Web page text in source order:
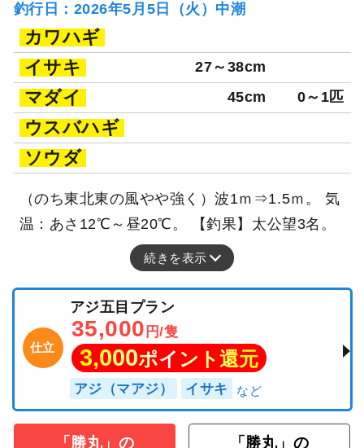
釣行日：2026年5月5日（火）中潮
カワハギ
イサキ
27～38cm
マダイ 45cm 0～1匹
ウスバハギ
ソウダ
（のち東北東の風やや強く）波1ｍ⇒1.5ｍ。 気
温：あさ12℃～昼20℃。 【釣果】太公望3名。
続きを表示
仕立
アジ五目プラン
35,000 円/隻
3,000ポイント還元
アジ（マアジ） イサキ
「勝丸」の
「勝丸」の